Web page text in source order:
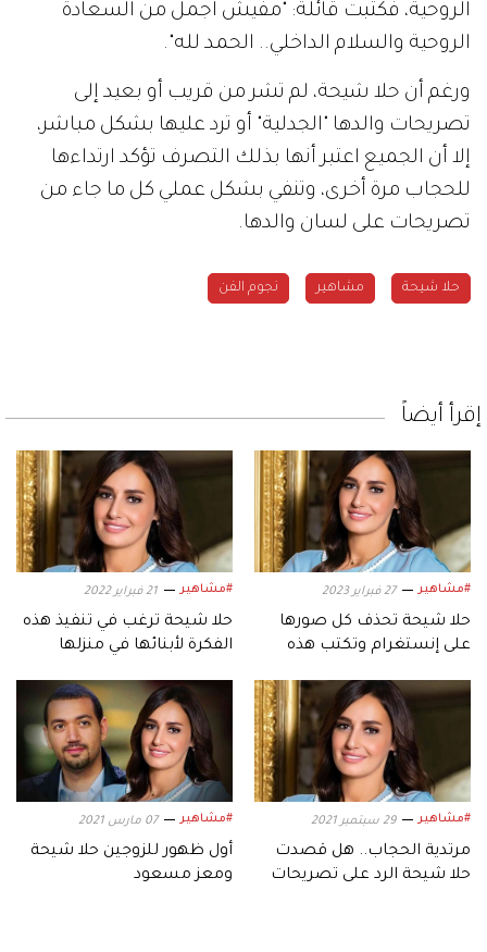
الروحية، فكتبت قائلة: "مفيش أجمل من السعادة
الروحية والسلام الداخلي.. الحمد لله".
ورغم أن حلا شيحة، لم تشر من قريب أو بعيد إلى
تصريحات والدها "الجدلية" أو ترد عليها بشكل مباشر،
إلا أن الجميع اعتبر أنها بذلك التصرف تؤكد ارتداءها
للحجاب مرة أخرى، وتنفي بشكل عملي كل ما جاء من
تصريحات على لسان والدها.
حلا شيحة مشاهير نجوم الفن
إقرأ أيضاً
#مشاهير 27 فبراير 2023
حلا شيحة تحذف كل صورها
على إنستغرام وتكتب هذه
#مشاهير 21 فبراير 2022
حلا شيحة ترغب في تنفيذ هذه
الفكرة لأبنائها في منزلها
#مشاهير 29 سبتمبر 2021
مرتدية الحجاب.. هل قصدت
حلا شيحة الرد على تصريحات
#مشاهير 07 مارس 2021
أول ظهور للزوجين حلا شيحة
ومعز مسعود